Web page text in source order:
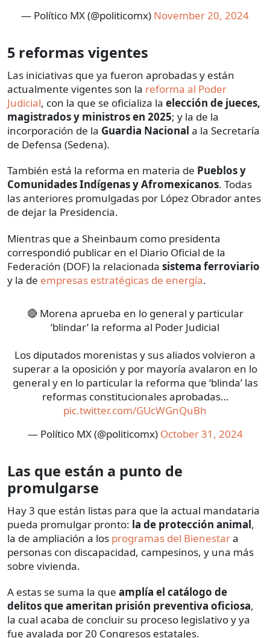
— Político MX (@politicomx) November 20, 2024
5 reformas vigentes
Las iniciativas que ya fueron aprobadas y están
actualmente vigentes son la reforma al Poder
Judicial, con la que se oficializa la elección de jueces,
magistrados y ministros en 2025; y la de la
incorporación de la Guardia Nacional a la Secretaría
de Defensa (Sedena).
También está la reforma en materia de Pueblos y
Comunidades Indígenas y Afromexicanos. Todas
las anteriores promulgadas por López Obrador antes
de dejar la Presidencia.
Mientras que a Sheinbaum como presidenta
correspondió publicar en el Diario Oficial de la
Federación (DOF) la relacionada sistema ferroviario
y la de empresas estratégicas de energía.
🔴 Morena aprueba en lo general y particular
‘blindar’ la reforma al Poder Judicial
Los diputados morenistas y sus aliados volvieron a
superar a la oposición y por mayoría avalaron en lo
general y en lo particular la reforma que ‘blinda’ las
reformas constitucionales aprobadas…
pic.twitter.com/GUcWGnQuBh
— Político MX (@politicomx) October 31, 2024
Las que están a punto de
promulgarse
Hay 3 que están listas para que la actual mandataria
pueda promulgar pronto: la de protección animal,
la de ampliación a los programas del Bienestara
personas con discapacidad, campesinos, y una más
sobre vivienda.
A estas se suma la que amplía el catálogo de
delitos que ameritan prisión preventiva oficiosa,
la cual acaba de concluir su proceso legislativo y ya
fue avalada por 20 Congresos estatales.